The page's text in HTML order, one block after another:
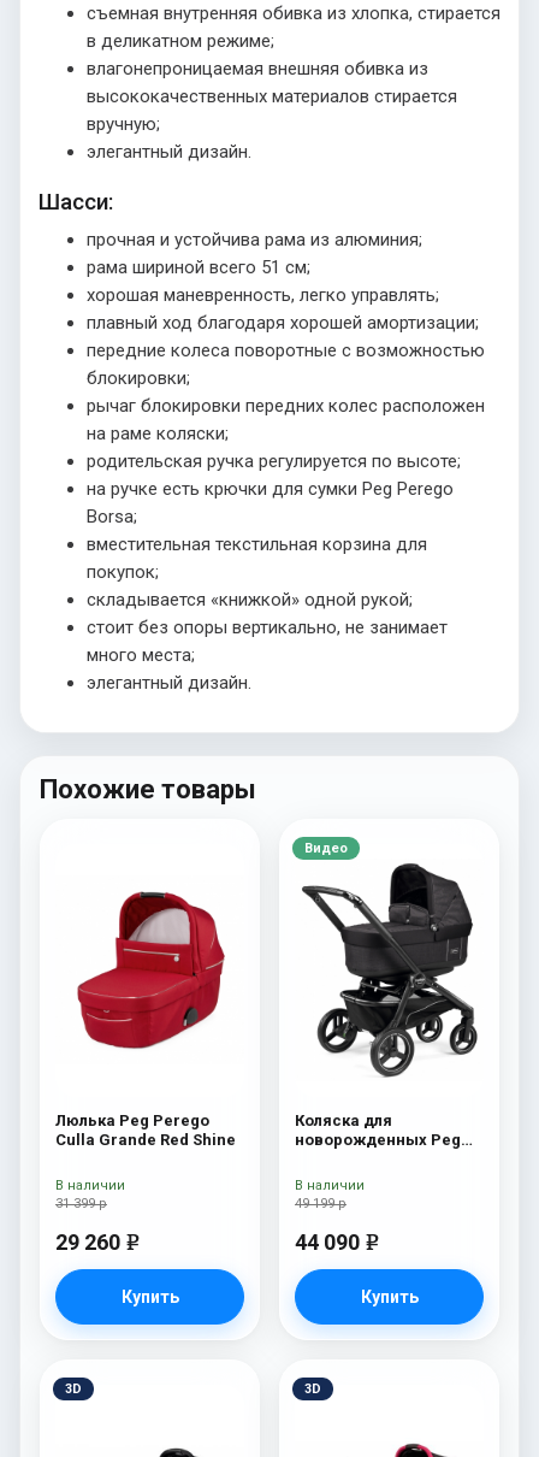
съемная внутренняя обивка из хлопка, стирается
в деликатном режиме;
влагонепроницаемая внешняя обивка из
высококачественных материалов стирается
вручную;
элегантный дизайн.
Шасси:
прочная и устойчива рама из алюминия;
рама шириной всего 51 см;
хорошая маневренность, легко управлять;
плавный ход благодаря хорошей амортизации;
передние колеса поворотные с возможностью
блокировки;
рычаг блокировки передних колес расположен
на раме коляски;
родительская ручка регулируется по высоте;
на ручке есть крючки для сумки Peg Perego
Borsa;
вместительная текстильная корзина для
покупок;
складывается «книжкой» одной рукой;
стоит без опоры вертикально, не занимает
много места;
элегантный дизайн.
Похожие товары
Люлька Peg Perego
Culla Grande Red Shine
31 399 р
29 260 e
Купить
В наличии
Видео
Коляска для
новорожденных Peg
Onyx
49 199 р
44 090 e
Купить
В наличии
3D 3D